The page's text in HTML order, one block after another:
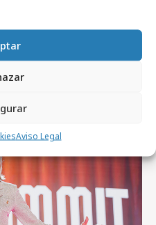
Aviso Legal